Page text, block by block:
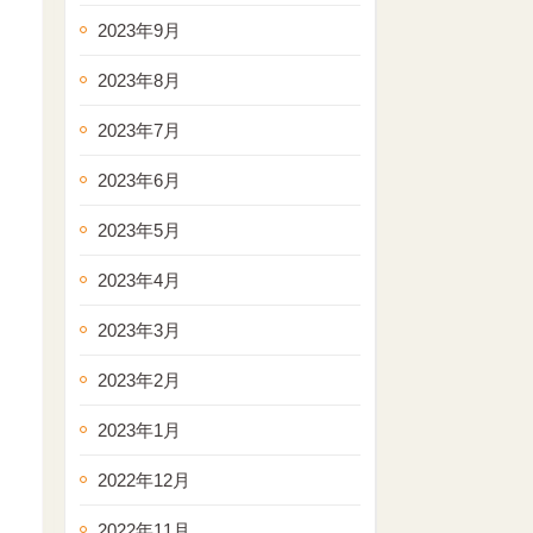
2023年9月
2023年8月
2023年7月
2023年6月
2023年5月
2023年4月
2023年3月
2023年2月
2023年1月
2022年12月